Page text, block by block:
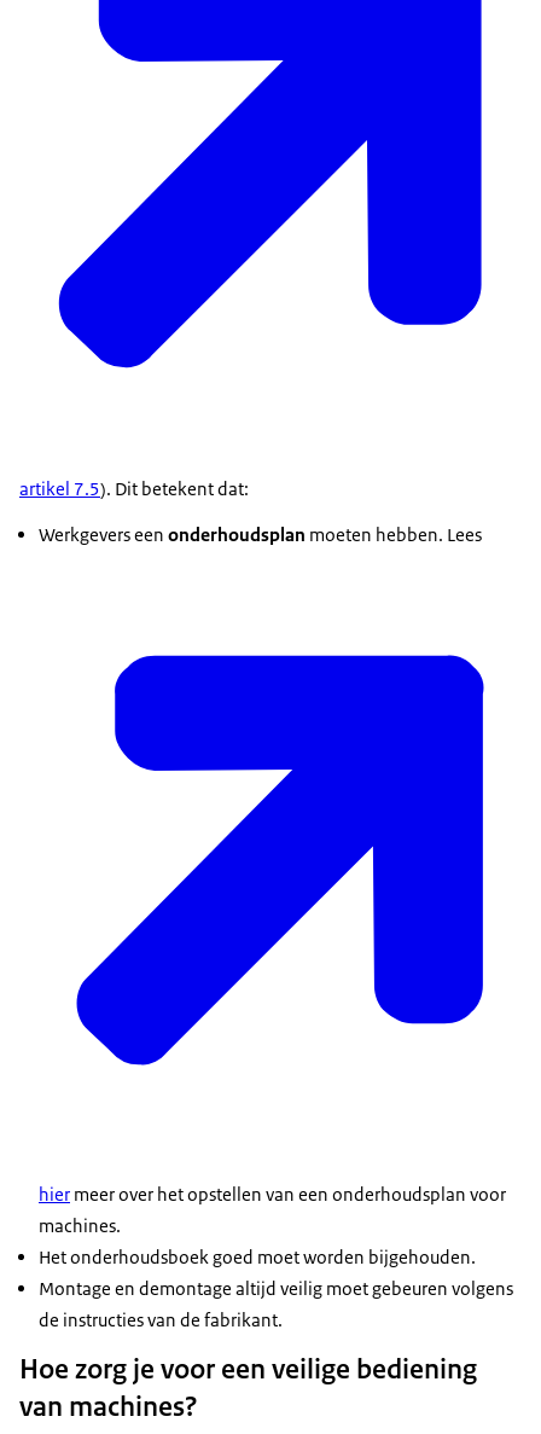
artikel 7.5). Dit betekent dat:
Werkgevers een onderhoudsplan moeten hebben. Lees
hier meer over het opstellen van een onderhoudsplan voor
machines.
Het onderhoudsboek goed moet worden bijgehouden.
Montage en demontage altijd veilig moet gebeuren volgens
de instructies van de fabrikant.
Hoe zorg je voor een veilige bediening
van machines?